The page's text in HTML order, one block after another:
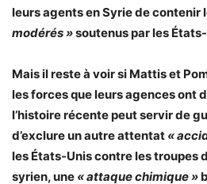
leurs agents en Syrie de contenir
modérés »soutenus par les
Mais il reste à voir si Mattis et
les forces que leurs agences ont
l’histoire récente peut servir de
d’exclure un autre attentat «
les États-Unis contre les troupes
syrien, une « attaque chimique »